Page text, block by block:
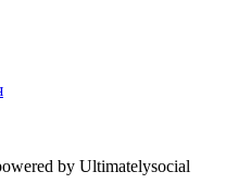
by Ultimatelysocial